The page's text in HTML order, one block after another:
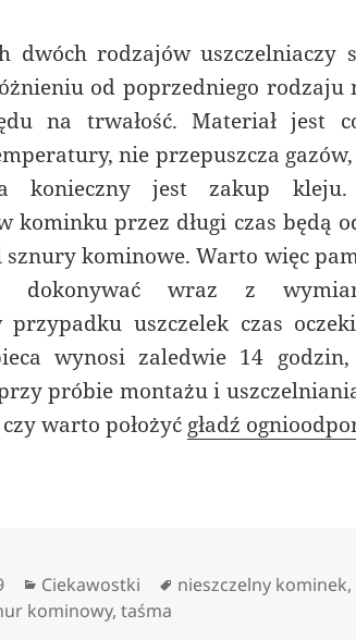
rodzajów uszczelniaczy
od poprzedniego rodzaju
na trwałość. Materiał jest
nie przepuszcza
konieczny jest zakup kleju.
przez długi czas będą
kominowe. Warto więc
dokonywać wraz z
uszczelek czas
wynosi zaledwie 14
próbie montażu i
warto położyć gładź
Kategorie
Ciekawostki Tagi
nieszczelny kominek,
kominowy,taśma